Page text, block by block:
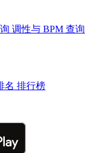
调性与 BPM 查询
名 排行榜